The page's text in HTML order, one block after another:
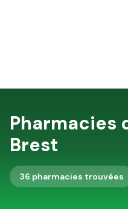
Pharmacies
Brest
36 pharmacies trouvées